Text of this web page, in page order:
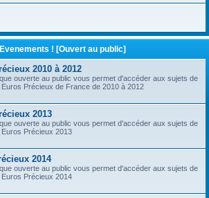
! [Ouvert au public]
2010 à 2012
ouverte au public vous permet d'accéder aux sujets de
Précieux de France de 2010 à 2012
2013
ouverte au public vous permet d'accéder aux sujets de
Précieux 2013
2014
ouverte au public vous permet d'accéder aux sujets de
Précieux 2014